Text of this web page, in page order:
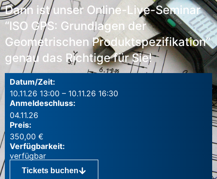
Dann ist unser Online-Live-Seminar
“ISO GPS: Grundlagen der
Geometrischen Produktspezifikation”
genau das Richtige für Sie!
Datum/Zeit:
10.11.26 13:00 – 10.11.26 16:30
Anmeldeschluss:
04.11.26
Preis:
350,00 €
Verfügbarkeit:
Tickets buchen